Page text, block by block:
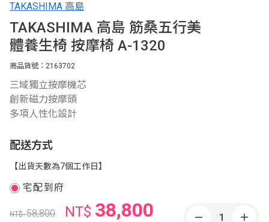
TAKASHIMA 高島
TAKASHIMA 高島 筋桑五行美
體養生椅 按摩椅 A-1320
商品貨號：2163702
三域獨立按摩機芯
創新磁力按摩頭
多項人性化設計
配送方式
【出貨天數為7個工作日】
宅配到府
NT$58,800 NT$ 38,800